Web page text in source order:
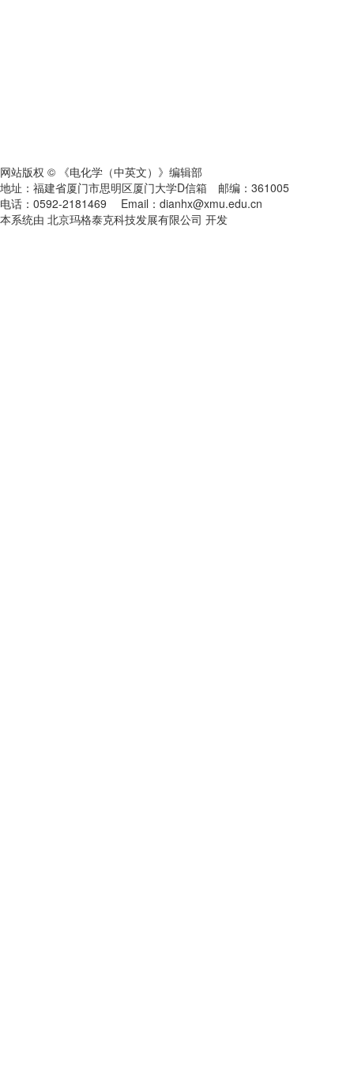
网站版权 © 《电化学（中英文）》编辑部
地址：福建省厦门市思明区厦门大学D信箱 邮编：361005
电话：0592-2181469 Email：dianhx@xmu.edu.cn
本系统由 北京玛格泰克科技发展有限公司 开发